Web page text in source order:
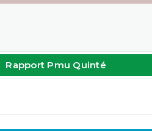
Rapport Pmu Quinté